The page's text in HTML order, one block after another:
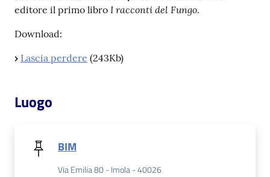
Seguici
su
editore il primo libro I racconti del Fungo.
Download:
› Lascia perdere (243Kb)
Luogo
BIM
Via Emilia 80 - Imola - 40026